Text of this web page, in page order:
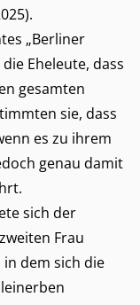
„Berliner
Eheleute, dass
gesamten
sie, dass
es zu ihrem
genau damit
sich der
Frau
dem sich die